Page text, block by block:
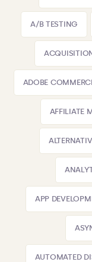
A/B TESTING
ADOBE
AFFILIATE
APP
AUTOMATED